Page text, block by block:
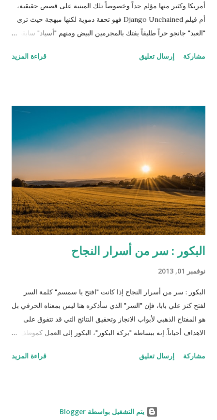
أمريكا وكثير منها مؤلم جداً وخصوصاً تلك المبنية على قصص حقيقية،
أم فيلم Django Unchained فهو تحفة دموية لكنها مبهجة حيث ترى
"العبد" جانجو حراً طليقاً يفتك بالمجرمين البيض ومنهم "أسياد" سابقين
الحكومة جوائز نقدية. ننتقل إلى المشهد الذي يترقب فيه المشاهد
كمان) الذي قرر مساعدته لتحرير زوجته من العبودية بعد أن عرف أنها
تعيش في مزرعة الإقطاعي كاندي الذي يمتلك الكثير من العبيد (اللي
بده يحضر الفيلم ما يكمل قراءة!). تسير كل الأمور على ما يرام حتى
يلاحظ رئيس الخدم علاقة خفية صعب إخفاءها بين الزوج وزوجته، وقد
كان رئيس الخدم ستيفين معروف بولائه الذي لا يعرف الحدود
والمصلحة المادية بل ظهر متيماً بسيده وأكثر غلظة منه على سائر
العبيد، واكتشف خطة جانجو وا...
مشاركة إرسال تعليق قراءة المزيد
البكور : سر من أسرار النجاح
نوفمبر 01, 2013
البكور : سر من أسرار النجاح إذا كانت "افتح يا سمسم" كلمة السر
لفتح كنز علي بابا، فإن "السر" الذي سأذكره هنا ليس بمعناه الحرفي بل
هو المفتاح الذهبي لأبواب الانجاز وتحقيق النتائج التي قد تتفوق على
الاهداف أحياناً. إنه ببساطة "بركة البكور"، البكور إلى العمل كموظف،
عالمية مثل تاتشر وغيرها (أنظر المقالة هنا ) لكني سأخبركم عن
أن أعزو جزء كبير من سبب تفوقي في المدرسة والجامعة والعمل إلى
مشاركة إرسال تعليق قراءة المزيد
‏يتم التشغيل بواسطة Blogger